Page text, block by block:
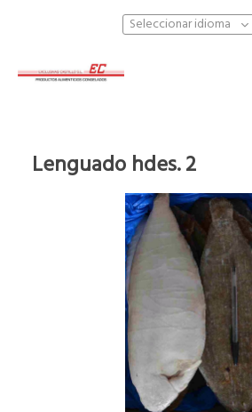
Seleccionar idioma
Lenguado hdes. 2